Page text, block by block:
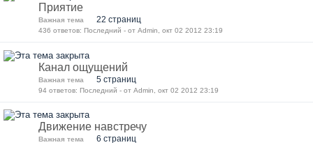
Приятие
Важная тема 22 страниц
436 ответов: Последний - от Admin, окт 02 2012 23:19
Канал ощущений
Важная тема 5 страниц
94 ответов: Последний - от Admin, окт 02 2012 23:19
Движение навстречу
Важная тема 6 страниц